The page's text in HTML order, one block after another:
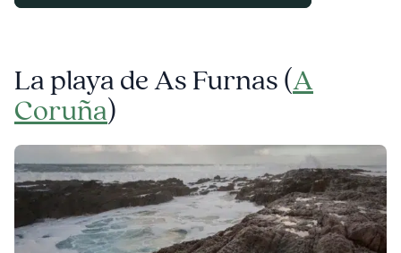
La playa de As Furnas (A
Coruña)